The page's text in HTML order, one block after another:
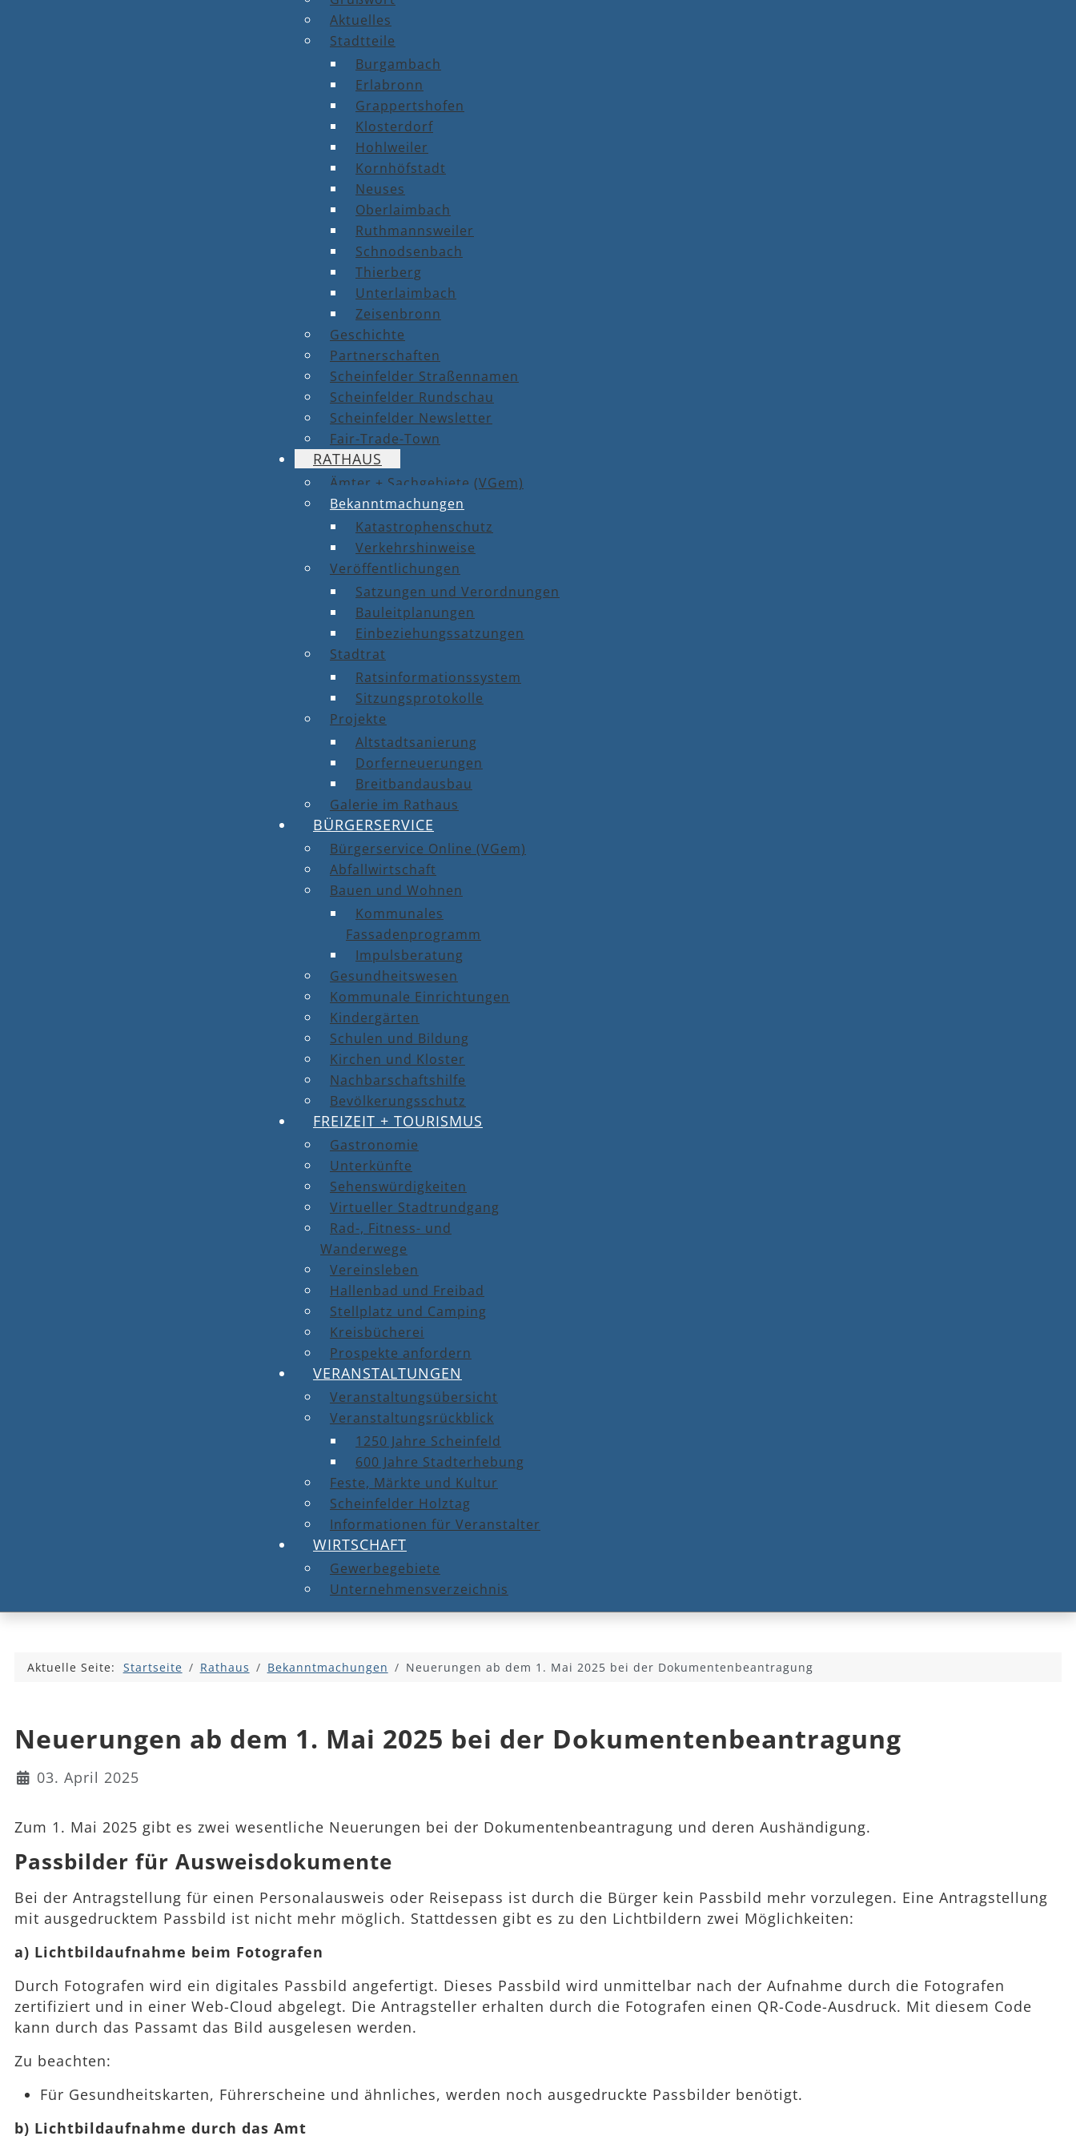
Aktuelles
Stadtteile
Burgambach
Erlabronn
Grappertshofen
Klosterdorf
Hohlweiler
Kornhöfstadt
Neuses
Oberlaimbach
Ruthmannsweiler
Schnodsenbach
Thierberg
Unterlaimbach
Zeisenbronn
Geschichte
Partnerschaften
Scheinfelder Straßennamen
Scheinfelder Rundschau
Scheinfelder Newsletter
Fair-Trade-Town
RATHAUS
Ämter + Sachgebiete (VGem)
Bekanntmachungen
Katastrophenschutz
Verkehrshinweise
Veröffentlichungen
Satzungen und Verordnungen
Bauleitplanungen
Einbeziehungssatzungen
Stadtrat
Ratsinformationssystem
Sitzungsprotokolle
Projekte
Altstadtsanierung
Dorferneuerungen
Breitbandausbau
Galerie im Rathaus
BÜRGERSERVICE
Bürgerservice Online (VGem)
Abfallwirtschaft
Bauen und Wohnen
Kommunales
Fassadenprogramm
Impulsberatung
Gesundheitswesen
Kommunale Einrichtungen
Kindergärten
Schulen und Bildung
Kirchen und Kloster
Nachbarschaftshilfe
Bevölkerungsschutz
FREIZEIT + TOURISMUS
Gastronomie
Unterkünfte
Sehenswürdigkeiten
Virtueller Stadtrundgang
Rad-, Fitness- und
Wanderwege
Vereinsleben
Hallenbad und Freibad
Stellplatz und Camping
Kreisbücherei
Prospekte anfordern
VERANSTALTUNGEN
Veranstaltungsübersicht
Veranstaltungsrückblick
1250 Jahre Scheinfeld
600 Jahre Stadterhebung
Feste, Märkte und Kultur
Scheinfelder Holztag
Informationen für Veranstalter
WIRTSCHAFT
Gewerbegebiete
Unternehmensverzeichnis
Aktuelle Seite: Startseite Rathaus Bekanntmachungen Neuerungen ab dem 1. Mai 2025 bei der Dokumentenbeantragung
Neuerungen ab dem 1. Mai 2025 bei der Dokumentenbeantragung
Details
03. April 2025
Zum 1. Mai 2025 gibt es zwei wesentliche Neuerungen bei der Dokumentenbeantragung und deren Aushändigung.
Passbilder für Ausweisdokumente
Bei der Antragstellung für einen Personalausweis oder Reisepass ist durch die Bürger kein Passbild mehr vorzulegen. Eine Antragstellung
mit ausgedrucktem Passbild ist nicht mehr möglich. Stattdessen gibt es zu den Lichtbildern zwei Möglichkeiten:
a) Lichtbildaufnahme beim Fotografen
Durch Fotografen wird ein digitales Passbild angefertigt. Dieses Passbild wird unmittelbar nach der Aufnahme durch die Fotografen
zertifiziert und in einer Web-Cloud abgelegt. Die Antragsteller erhalten durch die Fotografen einen QR-Code-Ausdruck. Mit diesem Code
kann durch das Passamt das Bild ausgelesen werden.
Zu beachten:
Für Gesundheitskarten, Führerscheine und ähnliches, werden noch ausgedruckte Passbilder benötigt.
b) Lichtbildaufnahme durch das Amt